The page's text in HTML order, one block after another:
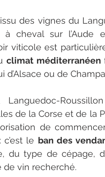
des vignes du
à cheval sur l’Aude
viticole est
climat méditerranéen
d’Alsace ou de
Languedoc-
de la Corse et de la
de
le ban des
du type de cépage,
de vin recherché.